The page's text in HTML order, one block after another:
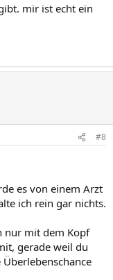
mir ist echt ein
#8
es von einem Arzt
ich rein gar nichts.
nur mit dem Kopf
gerade weil du